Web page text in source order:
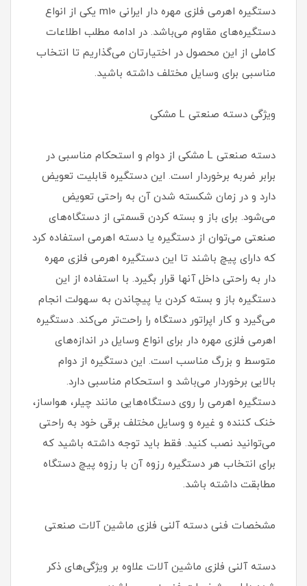
دستگیره اهرمی فلزی مهره دار ایرانی m10 یکی از انواع
دستگیره‌های مقاوم می‌باشد. در ادامه مطلب اطلاعات
کاملی از این محصول در اختیارتان می‌گذاریم تا انتخاب
مناسبی برای وسایل مختلف داشته باشید.
ویژگی‌ دسته صنعتی L مشکی
دسته صنعتی L مشکی از دوام و استحکام مناسبی در
برابر ضربه برخوردار است. این دستگیره قابلیت تعویض
دارد و در زمان شکسته شدن آن به راحتی تعویض
می‌شود. برای باز و بسته کردن قسمتی از دستگاه‌های
صنعتی می‌توان از دستگیره یا دسته اهرمی استفاده کرد
که دارای پیچ باشند تا این دستگیره اهرمی فلزی مهره
دار به راحتی داخل آنها قرار بگیرد. با استفاده از این
دستگیره باز و بسته کردن یا پیچاندن به سهولت انجام
می‌گیرد و کار اپراتور دستگاه را راحت‌تر می‌کند. دستگیره
اهرمی فلزی مهره دار برای انواع وسایل در اندازه‌های
متوسط و بزرگ مناسب است. این دستگیره از دوام
بالایی برخوردار می‌باشد و استحکام مناسبی دارد.
دستگیره اهرمی را روی دستگاه‌هایی مانند چیلر، هواساز،
خنک کننده و غیره و وسایل مختلف برقی خود به راحتی
می‌توانید نصب کنید. فقط باید توجه داشته باشید که
برای انتخاب هر دستگیره رزوه آن با رزوه پیچ دستگاه
مطابقت داشته باشد.
مشخصات فنی دسته آلنی فلزی ماشین آلات صنعتی
دسته آلنی فلزی ماشین آلات علاوه بر ویژگی‌های ذکر